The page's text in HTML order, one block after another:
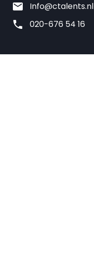
Info@ctalents.nl
020-676 54 16